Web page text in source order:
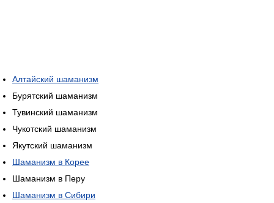
Алтайский шаманизм
Бурятский шаманизм
Тувинский шаманизм
Чукотский шаманизм
Якутский шаманизм
Шаманизм в Корее
Шаманизм в Перу
Шаманизм в Сибири